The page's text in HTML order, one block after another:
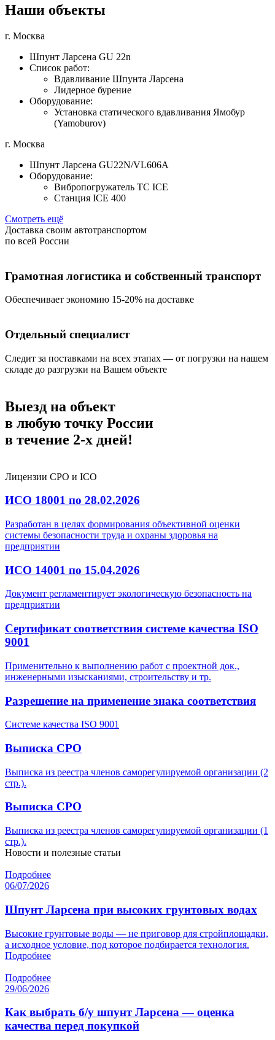
Наши объекты
г. Москва
Шпунт Ларсена GU 22n
Список работ:
Вдавливание Шпунта Ларсена
Лидерное бурение
Оборудование:
Установка статического вдавливания Ямобур
(Yamoburov)
г. Москва
Шпунт Ларсена GU22N/VL606A
Оборудование:
Вибропогружатель TC ICE
Станция ICE 400
Смотреть ещё
Доставка своим автотранспортом
по всей России
Грамотная логистика и собственный транспорт
Обеспечивает экономию 15-20% на доставке
Отдельный специалист
Следит за поставками на всех этапах — от погрузки на нашем
складе до разгрузки на Вашем объекте
Выезд на объект
в любую точку России
в течение 2-х дней!
Лицензии СРО и ICO
ИСО 18001 по 28.02.2026
Разработан в целях формирования объективной оценки
системы безопасности труда и охраны здоровья на
предприятии
ИСО 14001 по 15.04.2026
Документ регламентирует экологическую безопасность на
предприятии
Сертификат соответствия системе качества ISO
9001
Применительно к выполнению работ с проектной док.,
инженерными изысканиями, строительству и тр.
Разрешение на применение знака соответствия
Системе качества ISO 9001
Выписка СРО
Выписка из реестра членов саморегулируемой организации (2
стр.).
Выписка СРО
Выписка из реестра членов саморегулируемой организации (1
стр.).
Новости и полезные статьи
Подробнее
06/07/2026
Шпунт Ларсена при высоких грунтовых водах
Высокие грунтовые воды — не приговор для стройплощадки,
а исходное условие, под которое подбирается технология.
Подробнее
Подробнее
29/06/2026
Как выбрать б/у шпунт Ларсена — оценка
качества перед покупкой